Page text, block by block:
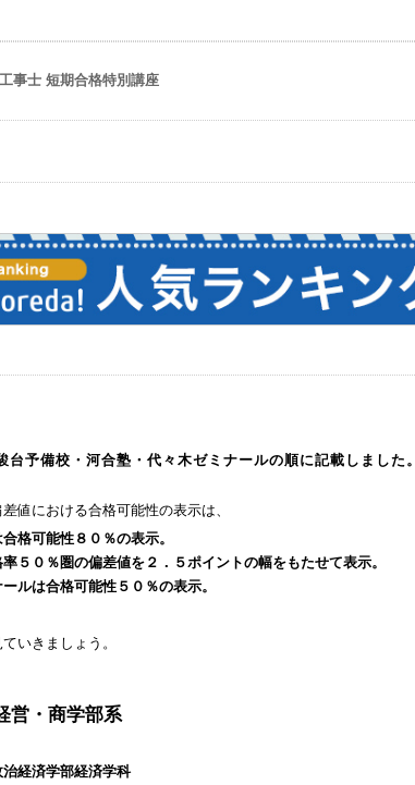
事士 短期合格特別講座
台予備校・河合塾・代々木ゼミナールの順に記載しました。
値における合格可能性の表示は、
格可能性８０％の表示。
５０％圏の偏差値を２．５ポイントの幅をもたせて表示。
ルは合格可能性５０％の表示。
いきましょう。
営・商学部系
経済学部経済学科